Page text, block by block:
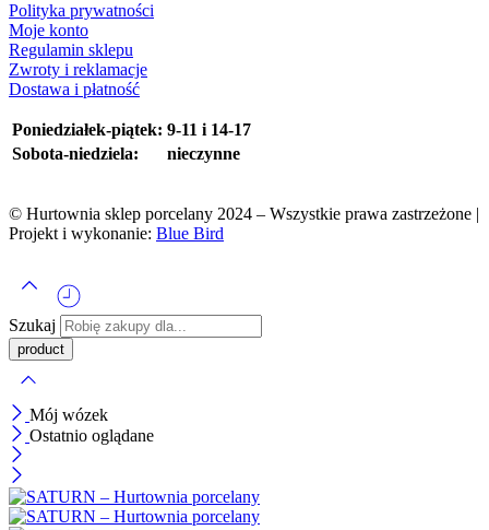
Polityka prywatności
Moje konto
Regulamin sklepu
Zwroty i reklamacje
Dostawa i płatność
Poniedziałek-piątek: 9-11 i 14-17
Sobota-niedziela:
nieczynne
© Hurtownia sklep porcelany 2024 – Wszystkie prawa zastrzeżone |
Projekt i wykonanie: Blue Bird
Szukaj
Mój wózek
Ostatnio oglądane